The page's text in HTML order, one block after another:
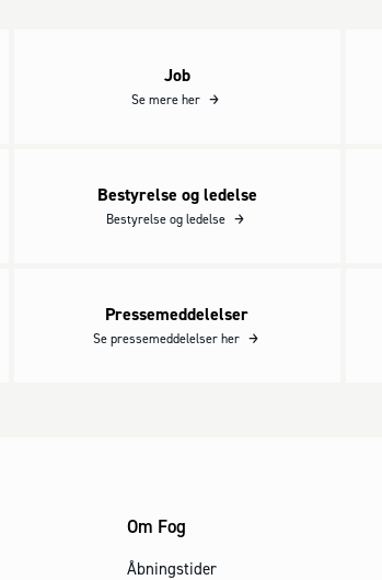
Job
Se mere her
Bestyrelse og ledelse
Bestyrelse og ledelse
Pressemeddelelser
Se pressemeddelelser her
Om Fog
Åbningstider